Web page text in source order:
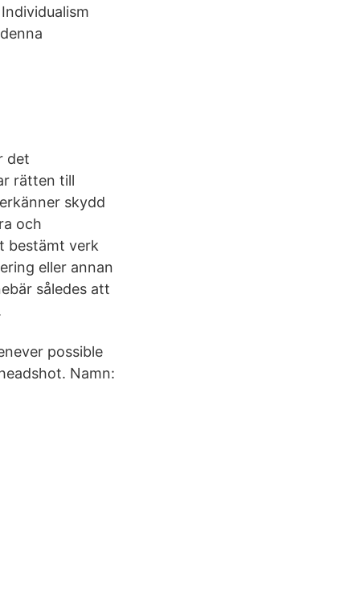
det
rätten till
skydd
och
bestämt verk
eller annan
således att
possible
Namn: